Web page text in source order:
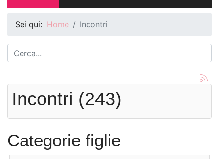
Sei qui: Home Incontri
Incontri (243)
Categorie figlie